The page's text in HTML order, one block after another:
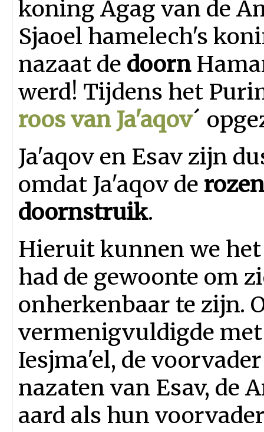
koning Agag van de
Sjaoel hamelech's
nazaat de doorn
werd! Tijdens het
roos van Ja'aqov´
Ja'aqov en Esav zijn
omdat Ja'aqov de
doornstruik.
Hieruit kunnen we het
had de gewoonte om
onherkenbaar te zijn.
vermenigvuldigde
Iesjma'el, de
nazaten van Esav, de
aard als hun